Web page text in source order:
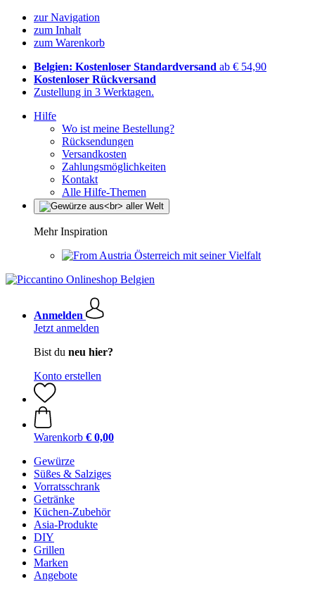
zur Navigation
zum Inhalt
zum Warenkorb
Belgien: Kostenloser Standardversand ab € 54,90
Kostenloser Rückversand
Zustellung in 3 Werktagen.
Hilfe
Wo ist meine Bestellung?
Rücksendungen
Versandkosten
Zahlungsmöglichkeiten
Kontakt
Alle Hilfe-Themen
Mehr Inspiration
Österreich mit seiner Vielfalt
Anmelden
Jetzt anmelden
Bist du neu hier?
Konto erstellen
Warenkorb € 0,00
Gewürze
Süßes & Salziges
Vorratsschrank
Getränke
Küchen-Zubehör
Asia-Produkte
DIY
Grillen
Marken
Angebote